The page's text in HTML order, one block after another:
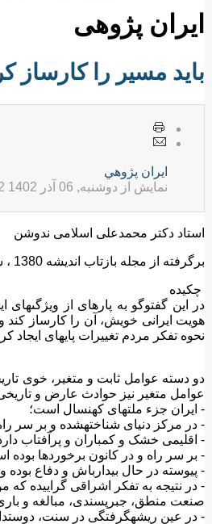
ایران پژوهی
باید مسیر را کارساز
ايران پژوهي
نمایش از دوشنبه, 06 آذر 1402 20:52
استاد دکتر محمدعلی اسلامی ندوشن
برگرفته از مجله بازتاب اندیشه 1380 ، شماره 14
چکیده
در این گفت‏وگو به پاره‏اى از
هویت ایرانى خویش، آن را کارساز کند
نحوه تفکر مردم تغییرات پایه‏اى ایجاد
دو دسته عوامل ثابت و متغیر، خوى
عوامل متغیر نیز حوادث عارض و
- ایران جزء ملت‏هاى کهنسال است؛
- در مرکز دنیاى شناخته‏شده و بر سر
- اقلیمى خشک و کم‏باران و پرآفتاب
- بر سر راه و در کانون برخوردها
- پیوسته در حال بیدارباش و دفاع
- در نتیجه به تفکر اشراقى گراییده
صنعت منطق، جبرپسندى، مبالغه و
- در عین ریشه‏گرفتگى در سنت،